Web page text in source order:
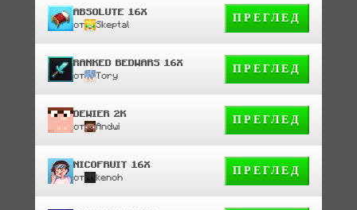
ABSOLUTE 16X
от Skeptal
ПРЕГЛЕД
RANKED BEDWARS 16X
от Tory
ПРЕГЛЕД
DEWIER 2K
от Andwi
ПРЕГЛЕД
NICOFRUIT 16X
от kenoh
ПРЕГЛЕД